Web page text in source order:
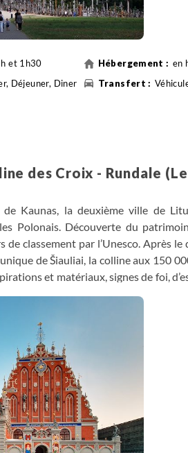
et 1h30
en
Déjeuner, Diner
des Croix - Rundale
Kaunas, la deuxième ville de
Polonais. Découverte du
de classement par l’Unesco. Après
de Šiauliai, la colline aux 150
et matériaux, signes de foi,
environs de Rundale.